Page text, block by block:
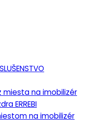
miesta na imobilizér
ERREBI
na imobilizér